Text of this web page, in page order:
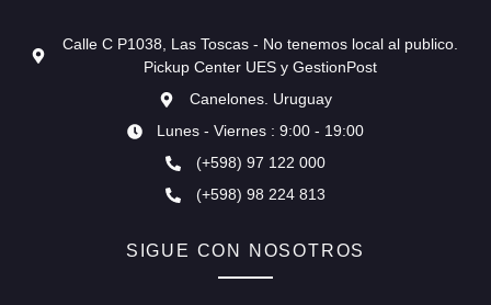
Calle C P1038, Las Toscas - No tenemos local al publico.
Pickup Center UES y GestionPost
Canelones. Uruguay
Lunes - Viernes : 9:00 - 19:00
(+598) 97 122 000
(+598) 98 224 813
SIGUE CON NOSOTROS